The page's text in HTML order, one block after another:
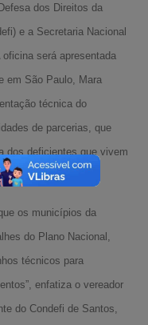
dos Direitos da
e a Secretaria Nacional
será apresentada
em São Paulo, Mara
técnica do
de parcerias, que
dos deficientes que vivem
os municípios da
do Plano Nacional,
técnicos para
enfatiza o vereador
do Condefi de Santos,